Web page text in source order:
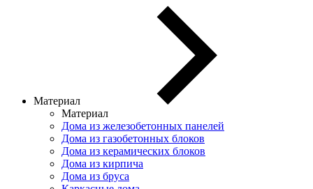
Материал
Материал
Дома из железобетонных панелей
Дома из газобетонных блоков
Дома из керамических блоков
Дома из кирпича
Дома из бруса